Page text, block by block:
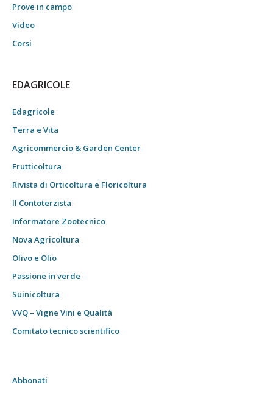
Prove in campo
Video
Corsi
EDAGRICOLE
Edagricole
Terra e Vita
Agricommercio & Garden Center
Frutticoltura
Rivista di Orticoltura e Floricoltura
Il Contoterzista
Informatore Zootecnico
Nova Agricoltura
Olivo e Olio
Passione in verde
Suinicoltura
VVQ – Vigne Vini e Qualità
Comitato tecnico scientifico
Abbonati